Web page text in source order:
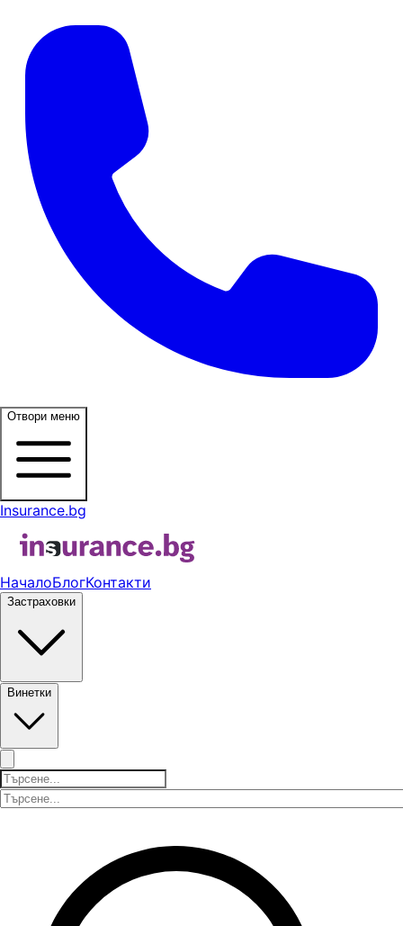
Отвори меню
Insurance.bg
НачалоБлогКонтакти
Застраховки
Винетки